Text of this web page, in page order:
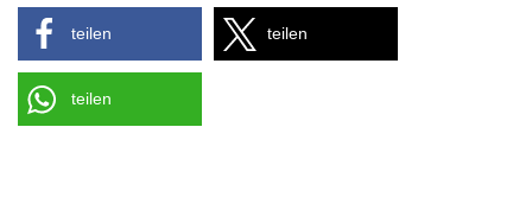
teilen teilen
teilen